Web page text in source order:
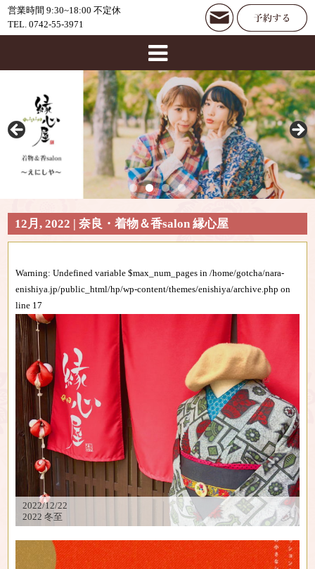
営業時間 9:30~18:00 不定休
TEL. 0742-55-3971
12月, 2022 | 奈良・着物＆香salon 縁心屋
Warning: Undefined variable $max_num_pages in/home/gotcha/nara-
enishiya.jp/public_html/hp/wp-content/themes/enishiya/archive.php on
line 17
2022/12/22
2022 冬至